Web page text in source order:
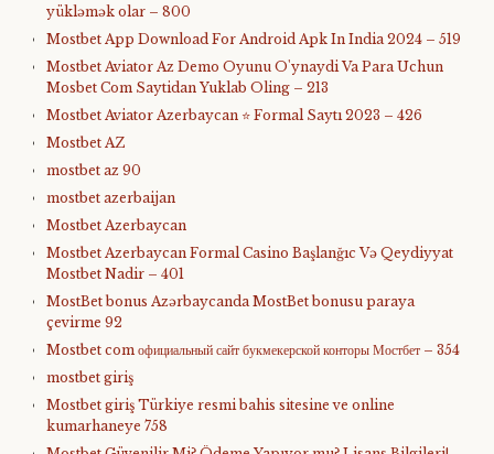
yükləmək olar – 800
Mostbet App Download For Android Apk In India 2024 – 519
Mostbet Aviator Az Demo Oyunu O'ynaydi Va Para Uchun
Mosbet Com Saytidan Yuklab Oling – 213
Mostbet Aviator Azerbaycan ⭐️ Formal Saytı 2023 – 426
Mostbet AZ
mostbet az 90
mostbet azerbaijan
Mostbet Azerbaycan
Mostbet Azerbaycan Formal Casino Başlanğıc Və Qeydiyyat
Mostbet Nadir – 401
MostBet bonus Azərbaycanda MostBet bonusu paraya
çevirme 92
Mostbet com официальный сайт букмекерской конторы Мостбет – 354
mostbet giriş
Mostbet giriş Türkiye resmi bahis sitesine ve online
kumarhaneye 758